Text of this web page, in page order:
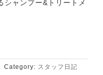
シャンプー&トリートメ
Category: スタッフ日記